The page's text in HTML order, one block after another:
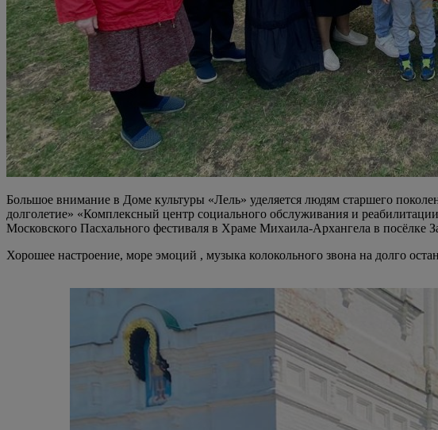
Большое внимание в Доме культуры «Лель» уделяется людям старшего
долголетие» «Комплексный центр социального обслуживания и
Московского Пасхального фестиваля в Храме Михаила-Архангела в посёлке
Хорошее настроение, море эмоций , музыка колокольного звона на долго